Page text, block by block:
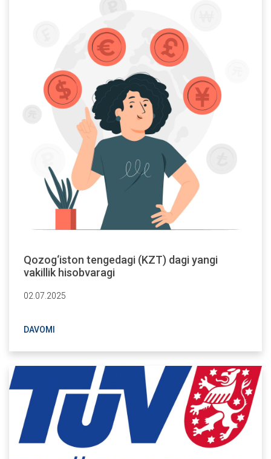
Qozog‘iston tengedagi (KZT) dagi yangi
vakillik hisobvaragi
02.07.2025
DAVOMI